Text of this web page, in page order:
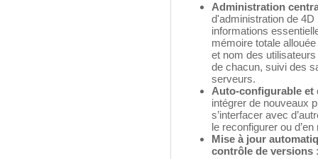
Administration
d'administration de
informations
mémoire totale
et nom des
de chacun, suivi des
serveurs.
Auto-configurable et
intégrer de nouveaux
s’interfacer avec
le reconfigurer ou
Mise à jour
contrôle de versions